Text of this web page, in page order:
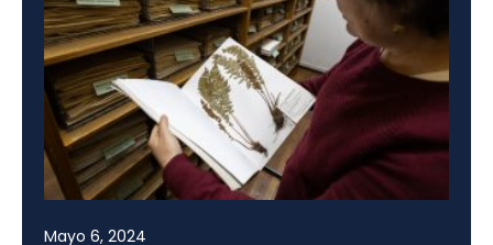
Mayo 6, 2024